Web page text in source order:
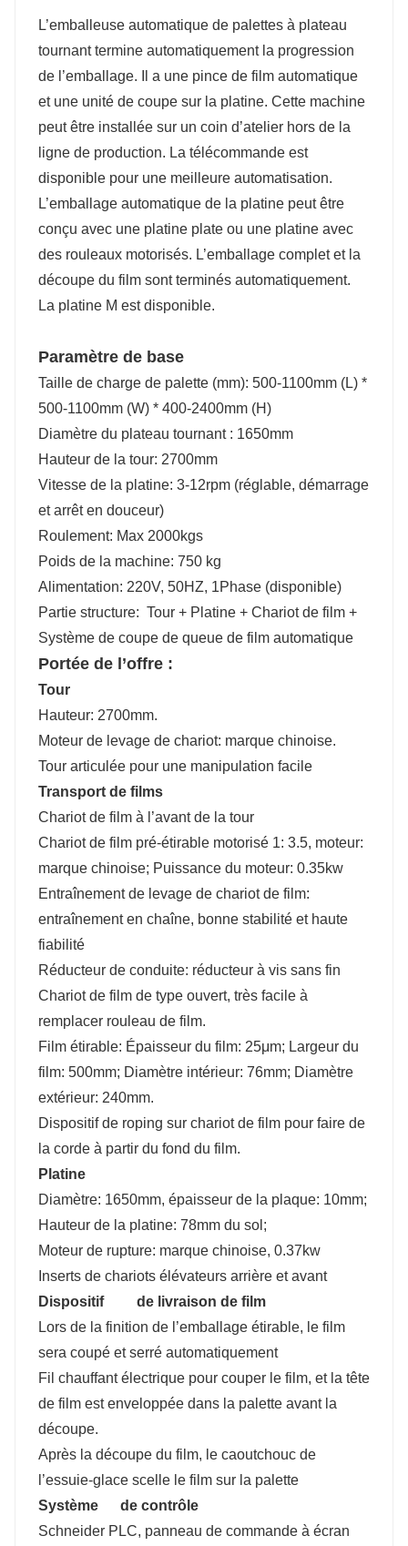
L’emballeuse automatique de palettes à plateau
tournant termine automatiquement la progression
de l’emballage. Il a une pince de film automatique
et une unité de coupe sur la platine. Cette machine
peut être installée sur un coin d’atelier hors de la
ligne de production. La télécommande est
disponible pour une meilleure automatisation.
L’emballage automatique de la platine peut être
conçu avec une platine plate ou une platine avec
des rouleaux motorisés. L’emballage complet et la
découpe du film sont terminés automatiquement.
La platine M est disponible.
Paramètre de base
Taille de charge de palette (mm): 500-1100mm (L) *
500-1100mm (W) * 400-2400mm (H)
Diamètre du plateau tournant : 1650mm
Hauteur de la tour: 2700mm
Vitesse de la platine: 3-12rpm (réglable, démarrage
et arrêt en douceur)
Roulement: Max 2000kgs
Poids de la machine: 750 kg
Alimentation: 220V, 50HZ, 1Phase (disponible)
Partie structure: Tour + Platine + Chariot de film +
Système de coupe de queue de film automatique
Portée de l’offre :
Tour
Hauteur: 2700mm.
Moteur de levage de chariot: marque chinoise.
Tour articulée pour une manipulation facile
Transport de films
Chariot de film à l’avant de la tour
Chariot de film pré-étirable motorisé 1: 3.5, moteur:
marque chinoise; Puissance du moteur: 0.35kw
Entraînement de levage de chariot de film:
entraînement en chaîne, bonne stabilité et haute
fiabilité
Réducteur de conduite: réducteur à vis sans fin
Chariot de film de type ouvert, très facile à
remplacer rouleau de film.
Film étirable: Épaisseur du film: 25μm; Largeur du
film: 500mm; Diamètre intérieur: 76mm; Diamètre
extérieur: 240mm.
Dispositif de roping sur chariot de film pour faire de
la corde à partir du fond du film.
Platine
Diamètre: 1650mm, épaisseur de la plaque: 10mm;
Hauteur de la platine: 78mm du sol;
Moteur de rupture: marque chinoise, 0.37kw
Inserts de chariots élévateurs arrière et avant
Dispositif de livraison de film
Lors de la finition de l’emballage étirable, le film
sera coupé et serré automatiquement
Fil chauffant électrique pour couper le film, et la tête
de film est enveloppée dans la palette avant la
découpe.
Après la découpe du film, le caoutchouc de
l’essuie-glace scelle le film sur la palette
Système de contrôle
Schneider PLC, panneau de commande à écran